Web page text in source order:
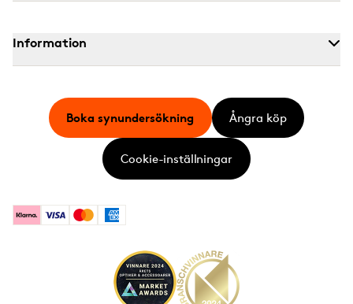
Information
KlarnaVisa MastercardAmerican Express
Boka synundersökning Ångra köp
Cookie-inställningar